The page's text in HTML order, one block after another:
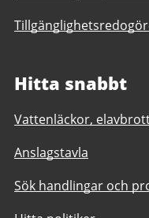
Hitta snabbt
Vattenläckor,
Anslagstavla
Sök handlingar och